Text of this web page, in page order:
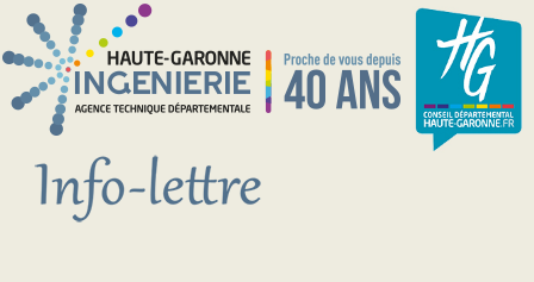
Aller au contenu principal